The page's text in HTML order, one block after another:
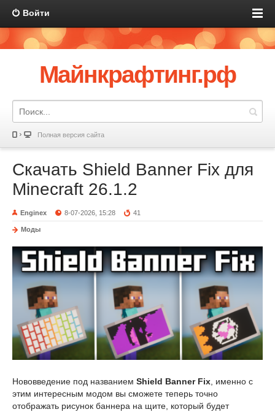
Войти
Майнкрафтинг.рф
Полная версия сайта
Скачать Shield Banner Fix для
Minecraft 26.1.2
Enginex 8-07-2026, 15:28 41
Моды
Нововведение под названием Shield Banner Fix , именно с
этим интересным модом вы сможете теперь точно
отображать рисунок баннера на щите, который будет